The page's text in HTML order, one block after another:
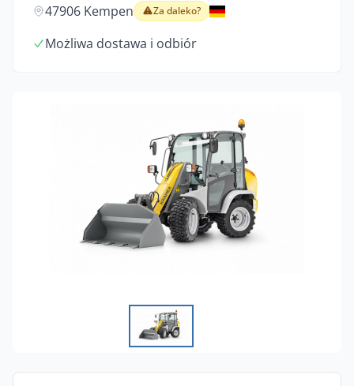
47906 Kempen Za daleko?
Możliwa dostawa i odbiór